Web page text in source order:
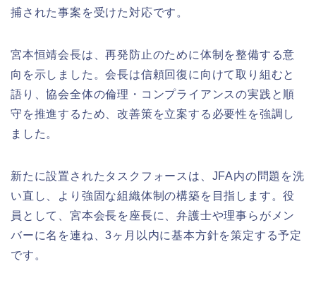
捕された事案を受けた対応です。
宮本恒靖会長は、再発防止のために体制を整備する意
向を示しました。会長は信頼回復に向けて取り組むと
語り、協会全体の倫理・コンプライアンスの実践と順
守を推進するため、改善策を立案する必要性を強調し
ました。
新たに設置されたタスクフォースは、JFA内の問題を洗
い直し、より強固な組織体制の構築を目指します。役
員として、宮本会長を座長に、弁護士や理事らがメン
バーに名を連ね、3ヶ月以内に基本方針を策定する予定
です。